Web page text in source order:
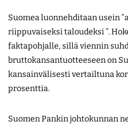
Suomea luonnehditaan usein
riippuvaiseksi taloudeksi ”.
faktapohjalle, sillä viennin
bruttokansantuotteeseen on
kansainvälisesti vertailtuna
prosenttia.
Suomen Pankin johtokunnan